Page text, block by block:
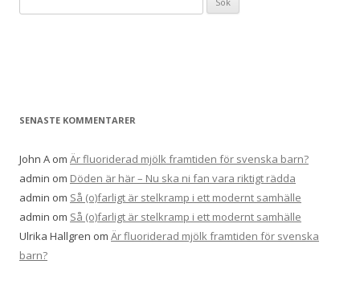
efter:
SENASTE KOMMENTARER
John A om Är fluoriderad mjölk framtiden för svenska barn?
admin om Döden är här – Nu ska ni fan vara riktigt rädda
admin om Så (o)farligt är stelkramp i ett modernt samhälle
admin om Så (o)farligt är stelkramp i ett modernt samhälle
Ulrika Hallgren om Är fluoriderad mjölk framtiden för svenska
barn?